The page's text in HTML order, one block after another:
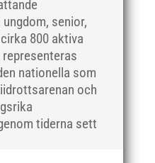
senior,
800 aktiva
nationella som
och
tiderna sett